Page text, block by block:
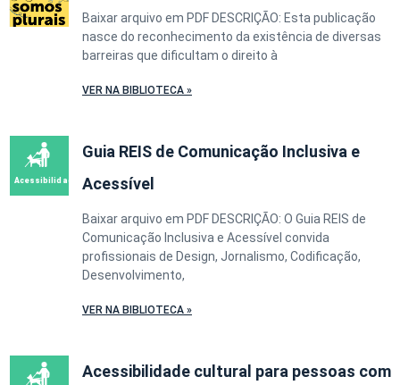
Baixar arquivo em PDF DESCRIÇÃO: Esta publicação
nasce do reconhecimento da existência de diversas
barreiras que dificultam o direito à
VER NA BIBLIOTECA »
Guia REIS de Comunicação Inclusiva e
Acessível
Baixar arquivo em PDF DESCRIÇÃO: O Guia REIS de
Comunicação Inclusiva e Acessível convida
profissionais de Design, Jornalismo, Codificação,
Desenvolvimento,
VER NA BIBLIOTECA »
Acessibilidade cultural para pessoas com